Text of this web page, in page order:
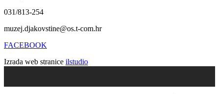
031/813-254
muzej.djakovstine@os.t-com.hr
FACEBOOK
Izrada web stranice ilstudio